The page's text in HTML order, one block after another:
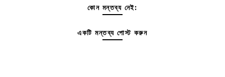
কোন মন্তব্য নেই:
একটি মন্তব্য পোস্ট করুন